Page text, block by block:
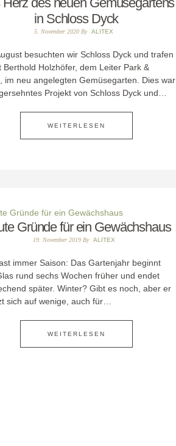
in Schloss Dyck
5. November 2020 By ALITEX
besuchten wir Schloss Dyck und trafen
Berthold Holzhöfer, dem Leiter Park &
im neu angelegten Gemüsegarten. Dies war
Projekt von Schloss Dyck und…
WEITERLESEN
Gründe für ein Gewächshaus
19. November 2019By ALITEX
immer Saison: Das Gartenjahr beginnt
rund sechs Wochen früher und endet
später. Winter? Gibt es noch, aber er
sich auf wenige, auch für…
WEITERLESEN